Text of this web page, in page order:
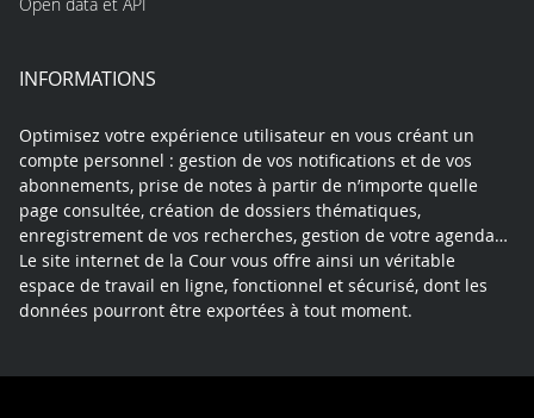
INFORMATIONS
Optimisez votre expérience utilisateur en vous créant un
compte personnel : gestion de vos notifications et de vos
abonnements, prise de notes à partir de n’importe quelle
page consultée, création de dossiers thématiques,
enregistrement de vos recherches, gestion de votre agenda…
Le site internet de la Cour vous offre ainsi un véritable
espace de travail en ligne, fonctionnel et sécurisé, dont les
données pourront être exportées à tout moment.